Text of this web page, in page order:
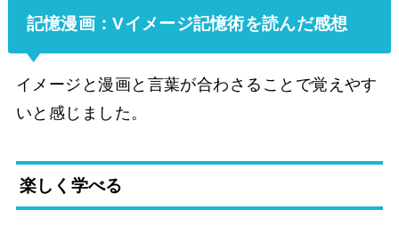
記憶漫画：Vイメージ記憶術を読んだ感想
イメージと漫画と言葉が合わさることで覚えやす
いと感じました。
楽しく学べる